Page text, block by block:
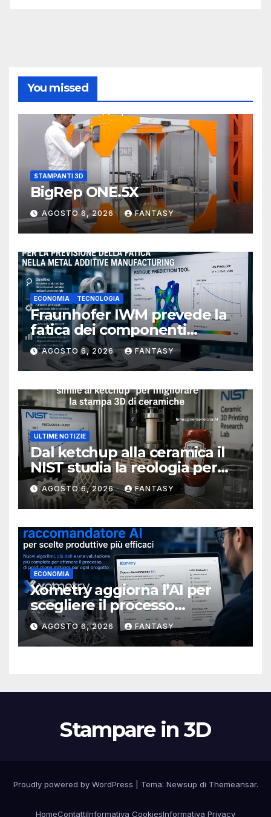
You missed
STAMPANTI 3D
BigRep ONE.5X
AGOSTO 6, 2026 FANTASY
ECONOMIA TECNOLOGIA
Fraunhofer IWM prevede la
fatica dei componenti
metallici stampati in 3D
AGOSTO 6, 2026 FANTASY
ULTIME NOTIZIE
Dal ketchup alla ceramica il
NIST studia la reologia per
rendere più affidabile la
stampa 3D
AGOSTO 6, 2026 FANTASY
ECONOMIA
Xometry aggiorna l’AI per
scegliere il processo
produttivo più adatto
AGOSTO 6, 2026 FANTASY
Stampare in 3D
Proudly powered by WordPress Tema: Newsup di Themeansar.
HomeContattiInformativa CookiesInformativa Privacy